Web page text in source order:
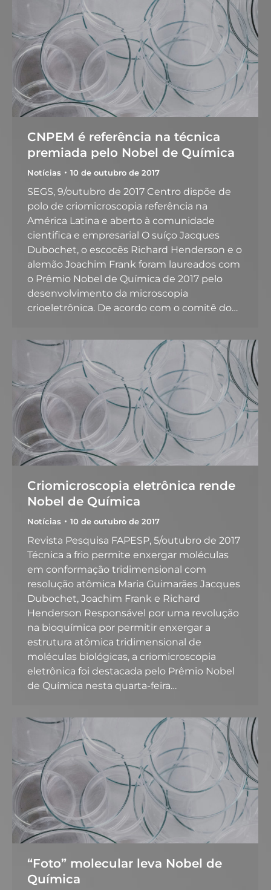
CNPEM é referência na técnica
premiada pelo Nobel de Química
Notícias 10 de outubro de 2017
SEGS, 9/outubro de 2017 Centro dispõe de
polo de criomicroscopia referência na
América Latina e aberto à comunidade
cientifica e empresarial O suíço Jacques
Dubochet, o escocês Richard Henderson e o
alemão Joachim Frank foram laureados com
o Prêmio Nobel de Química de 2017 pelo
desenvolvimento da microscopia
crioeletrônica. De acordo com o comitê do…
Criomicroscopia eletrônica rende
Nobel de Química
Notícias 10 de outubro de 2017
Revista Pesquisa FAPESP, 5/outubro de 2017
Técnica a frio permite enxergar moléculas
em conformação tridimensional com
resolução atômica Maria Guimarães Jacques
Dubochet, Joachim Frank e Richard
Henderson Responsável por uma revolução
na bioquímica por permitir enxergar a
estrutura atômica tridimensional de
moléculas biológicas, a criomicroscopia
eletrônica foi destacada pelo Prêmio Nobel
de Química nesta quarta-feira…
“Foto” molecular leva Nobel de
Química